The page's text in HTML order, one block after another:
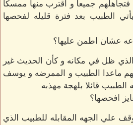
جميعا و اقترب منها ممسكا
الطبيب بعد فترة قليله لفحصها
عشان اطمن عليها؟
ظل في مكانه و كأن الحديث غير
ماعدا الطبيب و الممرضه و يوسف
قائلا بلهجة مهذبه
افحصها؟
علي الجهه المقابله للطبيب الذي